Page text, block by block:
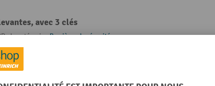
avec 3 clés
De la catégorie :Barrières de sécurité
Rubrique